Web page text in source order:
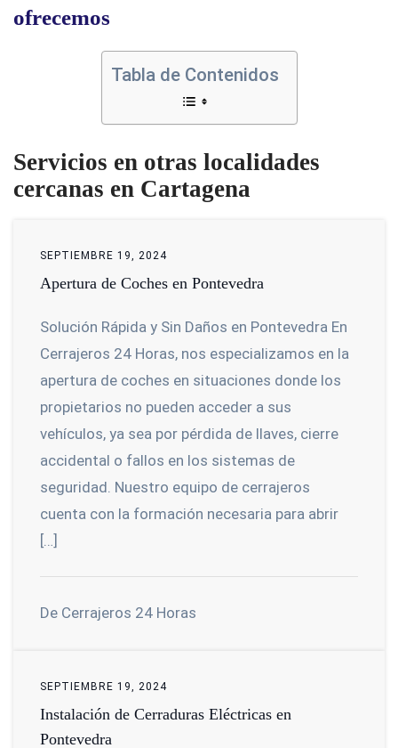
ofrecemos
Tabla de Contenidos
Servicios en otras localidades
cercanas en Cartagena
SEPTIEMBRE 19, 2024
Apertura de Coches en Pontevedra
Solución Rápida y Sin Daños en Pontevedra En
Cerrajeros 24 Horas, nos especializamos en la
apertura de coches en situaciones donde los
propietarios no pueden acceder a sus
vehículos, ya sea por pérdida de llaves, cierre
accidental o fallos en los sistemas de
seguridad. Nuestro equipo de cerrajeros
cuenta con la formación necesaria para abrir
[…]
De Cerrajeros 24 Horas
SEPTIEMBRE 19, 2024
Instalación de Cerraduras Eléctricas en
Pontevedra